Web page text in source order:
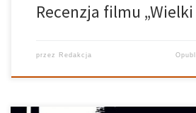
Recenzja filmu
przez Redakcja